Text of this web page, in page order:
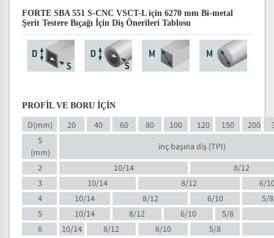
FORTE SBA 551 S-CNC VSCT-L için 6270 mm Bi-metal
Şerit Testere Bıçağı İçin Diş Önerileri Tablosu
PROFİL VE BORU İÇİN
D(mm) 20 40 60 80 100 120 150 200
S
(mm)
inç başına diş (TPI)
2
10/14
8/12
3
10/14 8/12
6/
4
10/14 8/12 6/10
5/8
5
10/14 8/12 6/10
5/8
6
10/14 8/12 6/10
5/8